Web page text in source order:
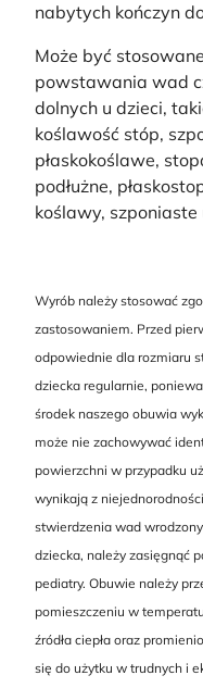
nabytych kończyn
Może być
powstawania wad
dolnych u dzieci,
koślawość stóp,
płaskokoślawe,
podłużne,
koślawy,
Wyrób należy stosować
zastosowaniem. Przed
odpowiednie dla rozmiaru
dziecka regularnie,
środek naszego obuwia
może nie zachowywać
powierzchni w przypadku
wynikają z
stwierdzenia wad
dziecka, należy zasięgnąć
pediatry. Obuwie należy
pomieszczeniu w
źródła ciepła oraz
się do użytku w trudnych i